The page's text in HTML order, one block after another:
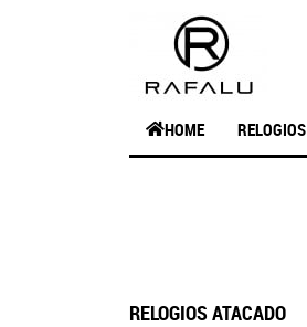
HOME RELOGIOS
RELOGIOS ATACADO